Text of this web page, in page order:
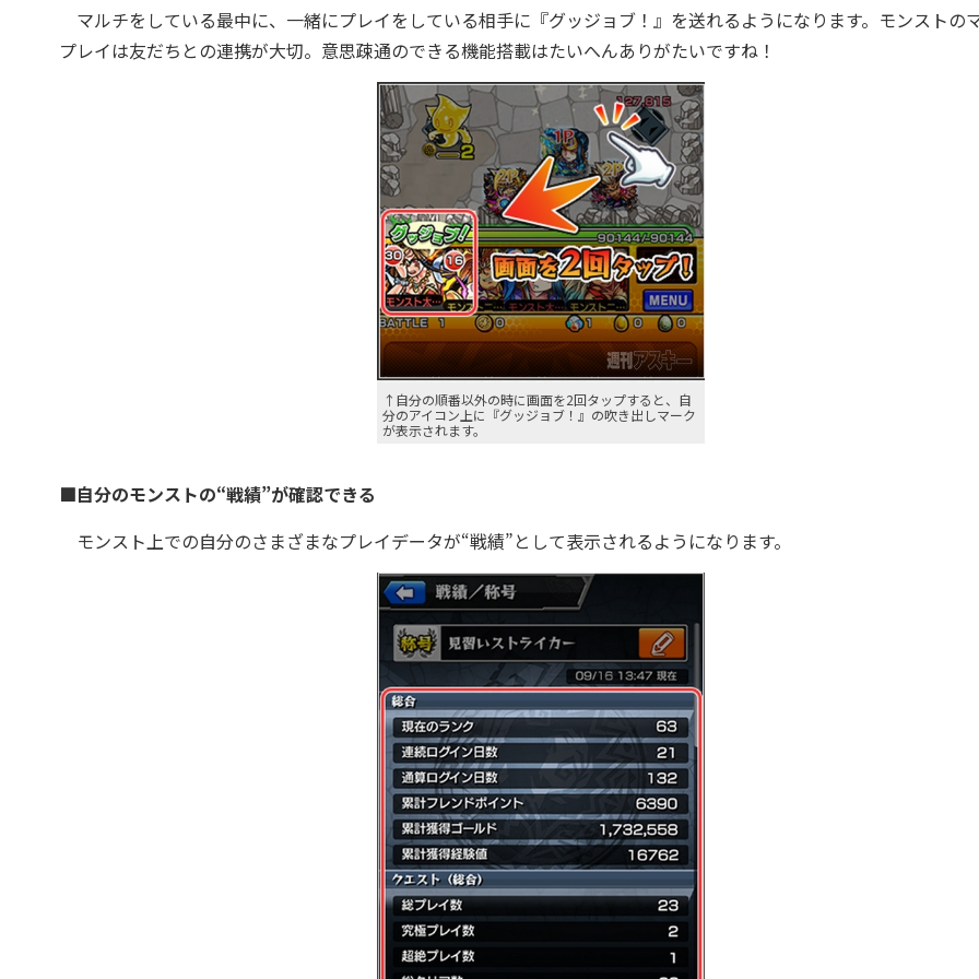
マルチをしている最中に、一緒にプレイをしている相手に『グッジョブ！』を送れるようになります。モンストの
プレイは友だちとの連携が大切。意思疎通のできる機能搭載はたいへんありがたいですね！
↑自分の順番以外の時に画面を2回タップすると、自
分のアイコン上に『グッジョブ！』の吹き出しマーク
が表示されます。
■自分のモンストの“戦績”が確認できる
モンスト上での自分のさまざまなプレイデータが“戦績”として表示されるようになります。